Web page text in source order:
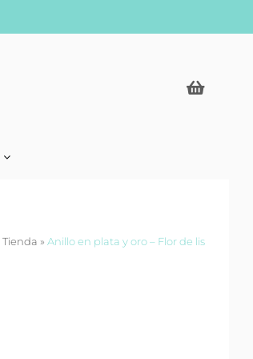
Tienda » Anillo en plata y oro – Flor de lis